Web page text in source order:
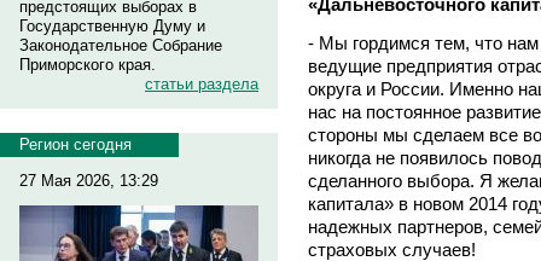
предстоящих выборах в
Государственную Думу и
Законодательное Собрание
Приморского края.
статьи раздела
Регион сегодня
27 Мая 2026, 13:29
- Мы гордимся тем, что
ведущие предприятия
округа и России. Именно
нас на постоянное
стороны мы сделаем все
никогда не появилось
сделанного выбора. Я
капитала» в новом 2014
надежных партнеров,
страховых случаев!